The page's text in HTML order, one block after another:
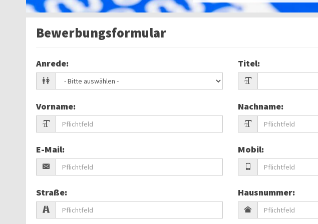
Bewerbungsformular
Anrede: Titel:
Vorname: Nachname:
E-Mail: Mobil:
Straße: Hausnummer: